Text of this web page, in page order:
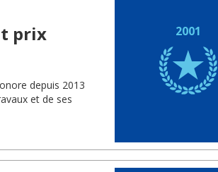
prix
depuis 2013
et de ses
2001